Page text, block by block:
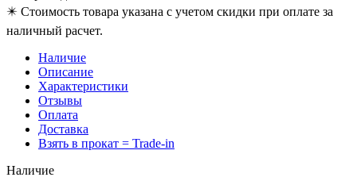
✴️ Стоимость товара указана с учетом скидки при оплате за
наличный расчет.
Наличие
Описание
Характеристики
Отзывы
Оплата
Доставка
Взять в прокат = Trade-in
Наличие